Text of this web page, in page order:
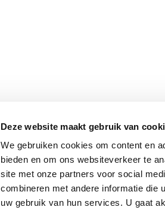
Deze website maakt gebruik van
We gebruiken cookies om content en
bieden en om ons websiteverkeer te
site met onze partners voor social
combineren met andere informatie die
uw gebruik van hun services. U gaat